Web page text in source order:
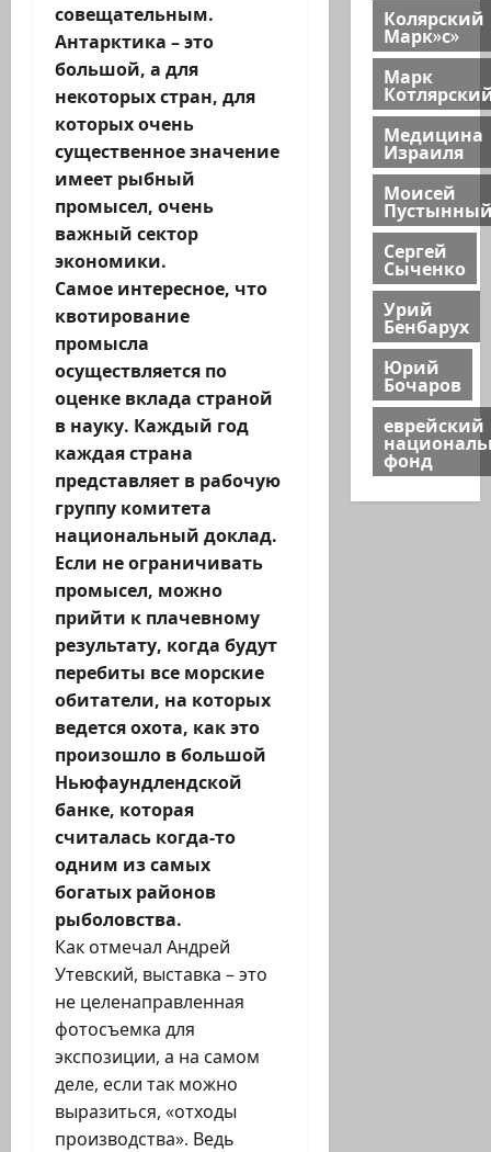
совещательным.
Антарктика – это
большой, а для
некоторых стран, для
которых очень
существенное значение
имеет рыбный
промысел, очень
важный сектор
экономики.
Самое интересное, что
квотирование
промысла
осуществляется по
оценке вклада страной
в науку. Каждый год
каждая страна
представляет в рабочую
группу комитета
национальный доклад.
Если не ограничивать
промысел, можно
прийти к плачевному
результату, когда будут
перебиты все морские
обитатели, на которых
ведется охота, как это
произошло в большой
Ньюфаундлендской
банке, которая
считалась когда-то
одним из самых
богатых районов
рыболовства.
Как отмечал Андрей
Утевский, выставка – это
не целенаправленная
фотосъемка для
экспозиции, а на самом
деле, если так можно
выразиться, «отходы
производства». Ведь
Колярский
Марк»с»
Марк
Медицина
Израиля
Моисей
Сергей
Сыченко
Урий
Бенбарух
Юрий
Бочаров
еврейский
фонд